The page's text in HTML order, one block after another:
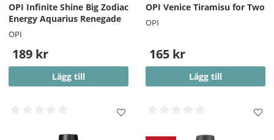
OPI Infinite Shine Big Zodiac
Energy Aquarius Renegade
OPI
189 kr
Lägg till
OPI Venice Tiramisu for Two
OPI
165 kr
Lägg till